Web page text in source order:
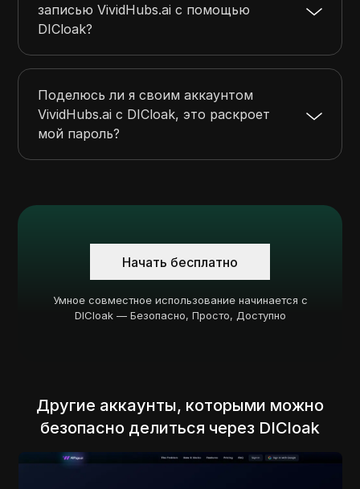
записью VividHubs.ai с помощью
DICloak?
Поделюсь ли я своим аккаунтом
VividHubs.ai с DICloak, это раскроет
мой пароль?
Начать бесплатно
Умное совместное использование начинается с
DICloak — Безопасно, Просто, Доступно
Другие аккаунты, которыми можно
безопасно делиться через DICloak